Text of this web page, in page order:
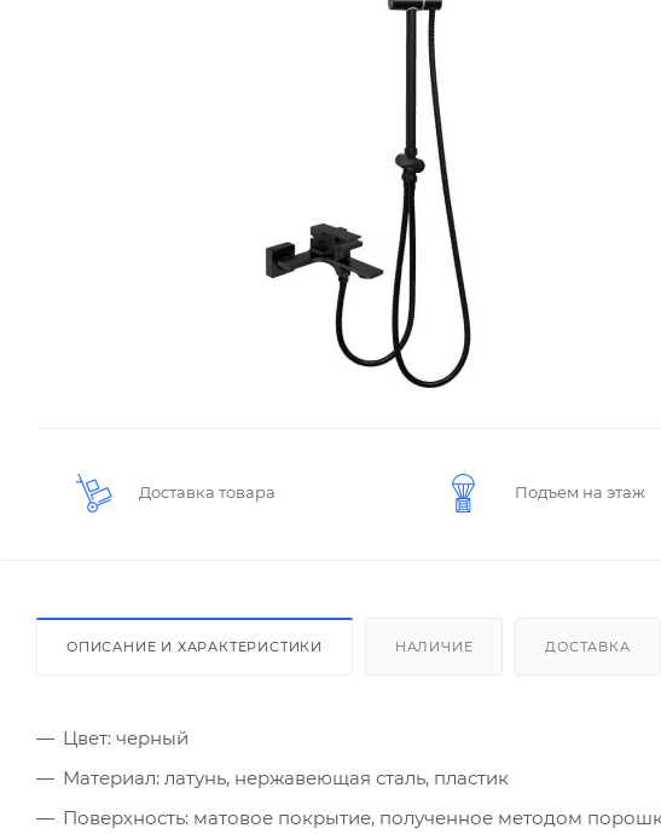
Доставка товара Подъем на этаж
ОПИСАНИЕ И ХАРАКТЕРИСТИКИ НАЛИЧИЕ ДОСТАВКА
Цвет: черный
Материал: латунь, нержавеющая сталь, пластик
Поверхность: матовое покрытие, полученное методом